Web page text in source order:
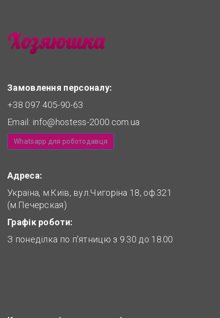
Замовлення персоналу:
+38 097 405-90-63
Email: info@hostess-2000.com.ua
Whatsapp для роботодавця
Адреса:
Україна, м.Київ, вул.Чигоріна 18, оф.321
(м.Печерская)
Графік роботи:
З понеділка по п'ятницю з 9.30 до 18.00